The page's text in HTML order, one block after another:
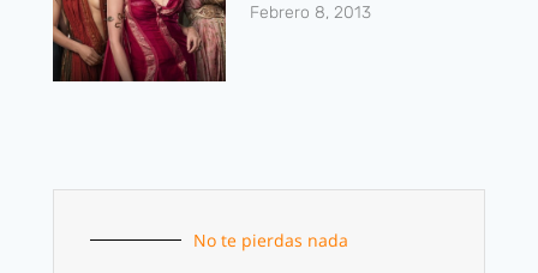
Febrero 8, 2013
No te pierdas nada